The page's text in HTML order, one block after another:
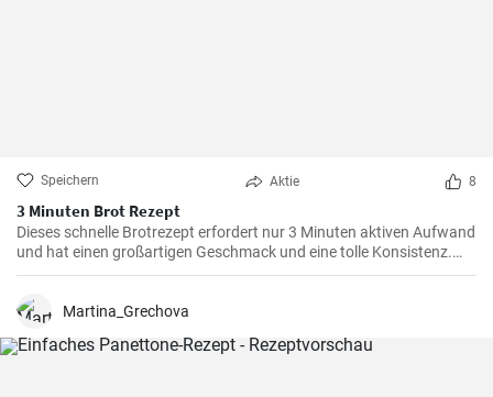
Speichern Aktie 8
3 Minuten Brot Rezept
Dieses schnelle Brotrezept erfordert nur 3 Minuten aktiven Aufwand
und hat einen großartigen Geschmack und eine tolle Konsistenz.
Dieses Brot eignet sich perfekt für den täglichen Verzehr und ist
Martina_Grechova